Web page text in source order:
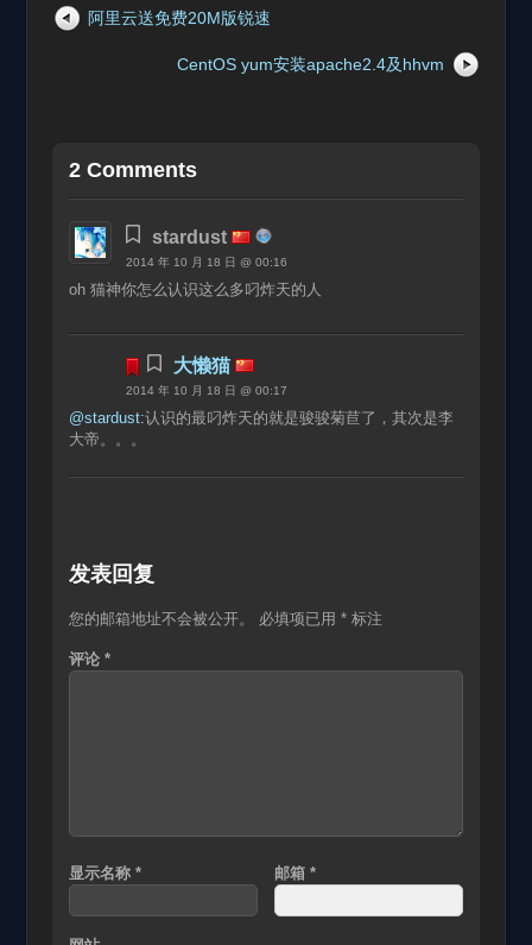
阿里云送免费20M版锐速
CentOS yum安装apache2.4及hhvm
2 Comments
stardust
2014 年 10 月 18 日 @ 00:16
oh 猫神你怎么认识这么多叼炸天的人
大懒猫
2014 年 10 月 18 日 @ 00:17
@stardust:认识的最叼炸天的就是骏骏菊苣了，其次是李
大帝。。。
发表回复
您的邮箱地址不会被公开。 必填项已用 *标注
评论 *
显示名称 * 邮箱 *